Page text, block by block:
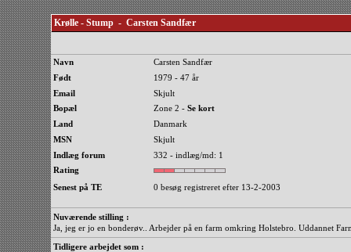
Krølle - Stump - Carsten Sandfær
Navn
Carsten Sandfær
Født
1979 - 47 år
Email
Skjult
Bopæl
Zone 2 - Se kort
Land
Danmark
MSN
Skjult
Indlæg forum
332 - indlæg/md: 1
Rating
Senest på TE
0 besøg registreret efter 13-2-2003
Nuværende stilling :
Ja, jeg er jo en bonderøv.. Arbejder på en farm omkring Holstebro. Uddannet
Tidligere arbejdet som :